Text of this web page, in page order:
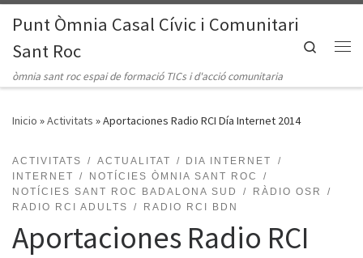
Saltar al contenido
Punt Òmnia Casal Cívic i Comunitari
Sant Roc
òmnia sant roc espai de formació TICs i d'acció comunitaria
Search
Inicio »Activitats »Aportaciones Radio RCI Día Internet 2014
ACTIVITATS ACTUALITAT
DIA INTERNET
INTERNET
NOTÍCIES ÒMNIA SANT ROC
NOTÍCIES SANT ROC BADALONA SUD
RÀDIO OSR
RADIO RCI ADULTS
RADIO RCI BDN
Aportaciones Radio RCI